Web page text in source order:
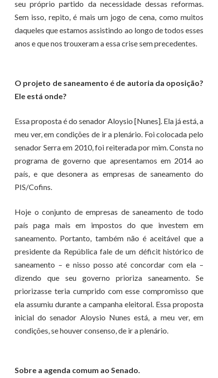
seu próprio partido da necessidade dessas reformas.
Sem isso, repito, é mais um jogo de cena, como muitos
daqueles que estamos assistindo ao longo de todos esses
anos e que nos trouxeram a essa crise sem precedentes.
O projeto de saneamento é de autoria da oposição?
Ele está onde?
Essa proposta é do senador Aloysio [Nunes]. Ela já está, a
meu ver, em condições de ir a plenário. Foi colocada pelo
senador Serra em 2010, foi reiterada por mim. Consta no
programa de governo que apresentamos em 2014 ao
país, e que desonera as empresas de saneamento do
PIS/Cofins.
Hoje o conjunto de empresas de saneamento de todo
país paga mais em impostos do que investem em
saneamento. Portanto, também não é aceitável que a
presidente da República fale de um déficit histórico de
saneamento – e nisso posso até concordar com ela –
dizendo que seu governo prioriza saneamento. Se
priorizasse teria cumprido com esse compromisso que
ela assumiu durante a campanha eleitoral. Essa proposta
inicial do senador Aloysio Nunes está, a meu ver, em
condições, se houver consenso, de ir a plenário.
Sobre a agenda comum ao Senado.